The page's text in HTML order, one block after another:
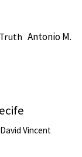
Antonio M.
Vincent